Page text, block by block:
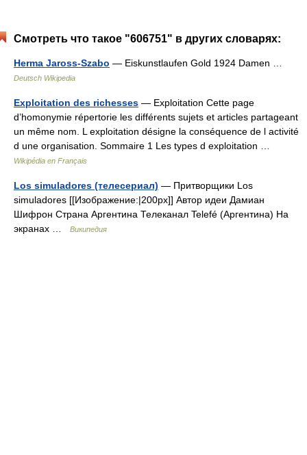
Смотреть что такое "606751" в других словарях:
Herma Jaross-Szabo — Eiskunstlaufen Gold 1924 Damen …
Deutsch Wikipedia
Exploitation des richesses — Exploitation Cette page
d’homonymie répertorie les différents sujets et articles partageant
un même nom. L exploitation désigne la conséquence de l activité
d une organisation. Sommaire 1 Les types d exploitation …
Wikipédia en Français
Los simuladores (телесериал) — Притворщики Los
simuladores [[Изображение:|200px]] Автор идеи Дамиан
Шифрон Страна Аргентина Телеканал Telefé (Аргентина) На
экранах …
Википедия